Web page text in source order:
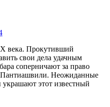
века. Прокутивший
свои дела удачным
соперничают за право
Пантиашвили. Неожиданные
этот известный